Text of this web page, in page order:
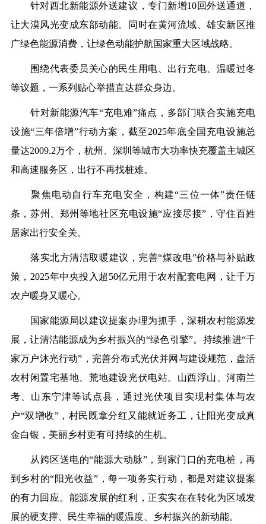
针对西北新能源外送建议，专门新增10回外送通道，
让大漠风光变成东部动能。同时在黄河流域、雄安新区推
广绿色能源消费，让绿色动能护航国家重大区域战略。
围绕代表委员关心的民生用电、出行充电、温暖过冬
等议题，一系列贴心举措直达群众身边。
针对新能源汽车“充电难”痛点，多部门联合实施充电
设施“三年倍增”行动方案，截至2025年底全国充电设施总
量达2009.2万个，杭州、深圳等城市大功率快充覆盖主城区
和高速服务区，出行不再找桩难。
聚焦电动自行车充电安全，构建“三位一体”责任链
条，苏州、郑州等地社区充电设施“应接尽接” ，守住百姓
居家出行安全关。
落实北方清洁取暖建议，完善“煤改电”价格与补贴政
策， 2025年中央投入超 50亿元用于农村配套电网，让千万
农户暖身又暖心。
国家能源局以建议提案办理为抓手，深耕农村能源发
展，让清洁能源成为乡村振兴的“绿色引擎”。持续推进“千
家万户沐光行动” ，完善分布式光伏并网与建设规范，盘活
农村闲置宅基地、荒地建设光伏电站。山西浮山、河南兰
考、山东宁津等试点县，通过光伏项目实现村集体与农
户“双增收”，村民既拿分红又能就近务工，让阳光变成真
金白银，美丽乡村更有可持续的生机。
从跨区送电的“能源大动脉”，到家门口的充电桩，再
到乡村的“阳光收益” ，每一项务实行动，都是对建议提案
的有力回应。能源发展的红利，正实实在在转化为区域发
展的硬支撑、民生幸福的暖温度、乡村振兴的新动能。